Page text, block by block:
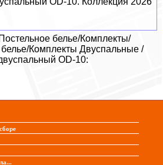
белье/Комплекты/
белье/Комплекты Двуспальные /
OD-10: